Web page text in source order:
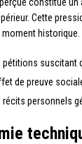
Cette
moment historique.
pétitions suscitant
de preuve
récits personnels